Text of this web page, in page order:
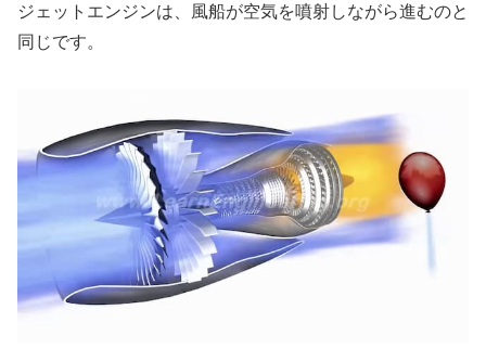
ジェットエンジンは、風船が空気を噴射しながら進むのと
同じです。